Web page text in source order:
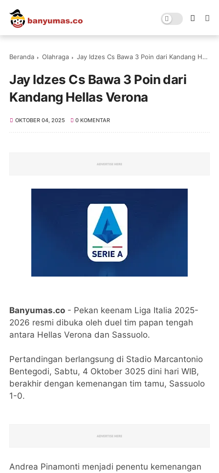
Beranda Olahraga Jay Idzes Cs Bawa 3 Poin dari Kandang Hellas Verona
Jay Idzes Cs Bawa 3 Poin dari
Kandang Hellas Verona
OKTOBER 04, 2025 0 KOMENTAR
Banyumas.co - Pekan keenam Liga Italia 2025-
2026 resmi dibuka oleh duel tim papan tengah
antara Hellas Verona dan Sassuolo.
Pertandingan berlangsung di Stadio Marcantonio
Bentegodi, Sabtu, 4 Oktober 3025 dini hari WIB,
berakhir dengan kemenangan tim tamu, Sassuolo
1-0.
Andrea Pinamonti menjadi penentu kemenangan